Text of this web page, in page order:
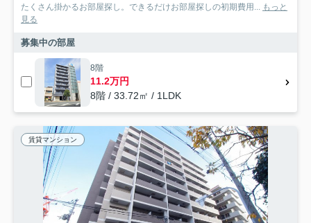
たくさん掛かるお部屋探し。できるだけお部屋探しの初期費用...
もっと
見る
募集中の部屋
8階
11.2万円
8階 / 33.72㎡ / 1LDK
賃貸マンション